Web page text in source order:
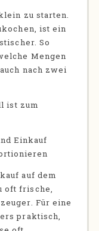
zu starten.
ist ein
So
Mengen
nach zwei
ist zum
Einkauf
auf dem
oft frische,
Für eine
praktisch,